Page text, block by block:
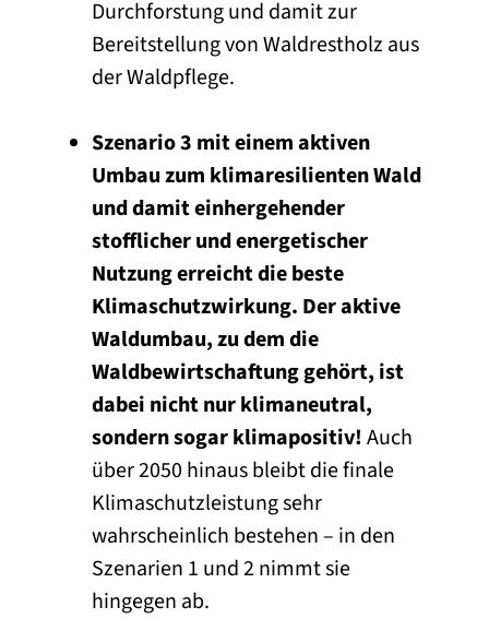
Durchforstung und damit zur
Bereitstellung von Waldrestholz aus
der Waldpflege.
Szenario 3 mit einem aktiven
Umbau zum klimaresilienten Wald
und damit einhergehender
stofflicher und energetischer
Nutzung erreicht die beste
Klimaschutzwirkung. Der aktive
Waldumbau, zu dem die
Waldbewirtschaftung gehört, ist
dabei nicht nur klimaneutral,
sondern sogar klimapositiv!Auch
über 2050 hinaus bleibt die finale
Klimaschutzleistung sehr
wahrscheinlich bestehen – in den
Szenarien 1 und 2 nimmt sie
hingegen ab.